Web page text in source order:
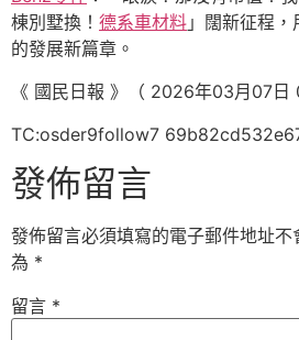
棟別墅換！ 德系車材料 」闊新征程
的發展新篇章。
《 國民日報 》（ 2026年03月07日
TC:osder9follow7
發佈留言
發佈留言必須填寫的電子郵件地址不
為 *
留言 *